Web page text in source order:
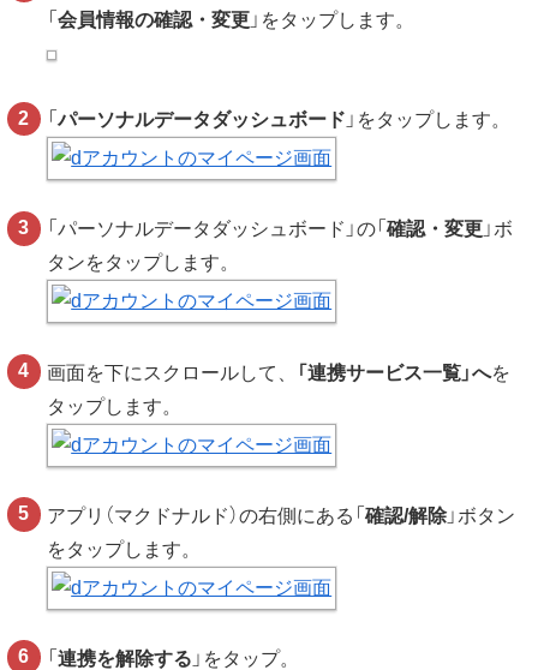
「会員情報の確認・変更 」をタップします。
「パーソナルデータダッシュボード 」をタップします。
「パーソナルデータダッシュボード」の「確認・変更 」ボ
タンをタップします。
画面を下にスクロールして、 「連携サービス一覧」へを
タップします。
アプリ（マクドナルド）の右側にある「確認/解除」ボタン
をタップします。
「連携を解除する 」をタップ。